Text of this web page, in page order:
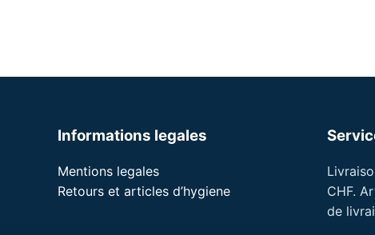
Informations legales
Mentions legales
Retours et articles d’hygiene
CHF.
de